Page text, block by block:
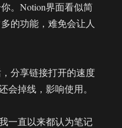
。Notion界面看似简
的功能，难免会让人
分享链接打开的速度
会掉线，影响使用。
一直以来都认为笔记